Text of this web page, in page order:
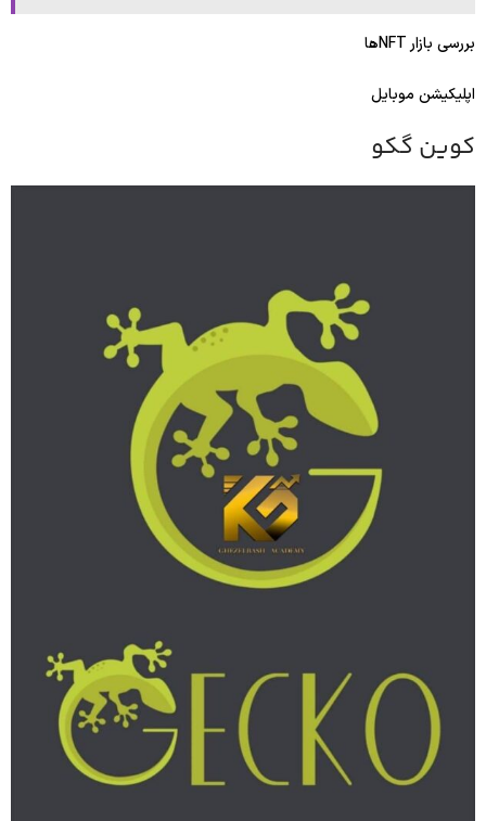
بررسی بازار NFTها
اپلیکیشن موبایل
کوین گکو